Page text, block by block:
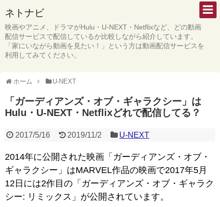
ネトナビ
映画やアニメ、ドラマがHulu・U-NEXT・Netflixなど、どの動画
配信サービスで配信しているか比較しながら紹介しています。
「家にいながら動画を見たい！」という方は動画配信サービスを
利用してみてください。
ホーム U-NEXT
「ガーディアンズ・オブ・ギャラクシー」は
Hulu・U-NEXT・Netflixどれで配信してる？
2017/5/16 2019/11/2 U-NEXT
2014年に公開された映画「ガーディアンズ・オブ・
ギャラクシー」はMARVEL作品の映画で2017年5月
12日には2作目の「ガーディアンズ・オブ・ギャラク
シー: リミックス」が公開されています。